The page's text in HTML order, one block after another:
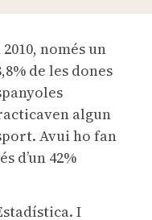
2010, només un
de les dones
algun
Avui ho fan
d’un 42%
I